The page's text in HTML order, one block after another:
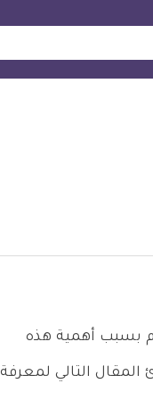
بسبب أهمية هذه
المقال التالي لمعرفة